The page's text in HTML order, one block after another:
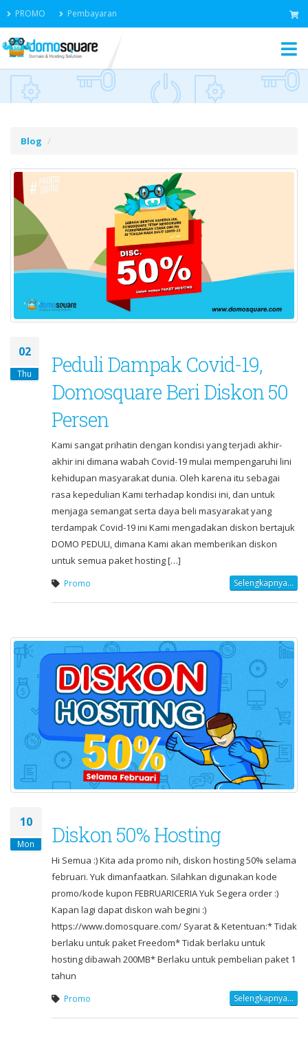
PROMO Pembayaran
Blog
02
Thu
Peduli Dampak Covid-19,
Domosquare Beri Diskon 50
Persen
Kami sangat prihatin dengan kondisi yang terjadi akhir-
akhir ini dimana wabah Covid-19 mulai mempengaruhi lini
kehidupan masyarakat dunia. Oleh karena itu sebagai
rasa kepedulian Kami terhadap kondisi ini, dan untuk
menjaga semangat serta daya beli masyarakat yang
terdampak Covid-19 ini Kami mengadakan diskon bertajuk
DOMO PEDULI, dimana Kami akan memberikan diskon
untuk semua paket hosting […]
Promo Selengkapnya...
10
Mon Diskon 50% Hosting
Hi Semua :) Kita ada promo nih, diskon hosting 50% selama
februari. Yuk dimanfaatkan. Silahkan digunakan kode
promo/kode kupon FEBRUARICERIA Yuk Segera order :)
Kapan lagi dapat diskon wah begini :)
https://www.domosquare.com/ Syarat & Ketentuan:* Tidak
berlaku untuk paket Freedom* Tidak berlaku untuk
hosting dibawah 200MB* Berlaku untuk pembelian paket 1
tahun
Promo Selengkapnya...